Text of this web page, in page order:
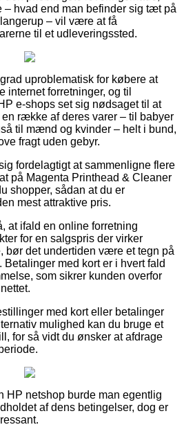
hvad end man befinder sig tæt på
– vil være at få
til et udleveringssted.
uproblematisk for købere at
internet forretninger, og til
e-shops set sig nødsaget til at
række af deres varer – til babyer
til mænd og kvinder – helt i bund,
fragt uden gebyr.
fordelagtigt at sammenligne flere
på Magenta Printhead & Cleaner
shopper, sådan at du er
mest attraktive pris.
at ifald en online forretning
for en salgspris der virker
bør det undertiden være et tegn på
med kort er i hvert fald
som sikrer kunden overfor
med kort eller betalinger
mulighed kan du bruge et
for så vidt du ønsker at afdrage
HP netshop burde man egentlig
af dens betingelser, dog er